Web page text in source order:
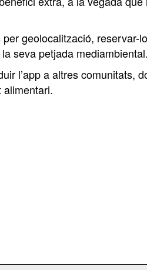
geolocalització,
seva petjada mediambiental.
l’app a altres